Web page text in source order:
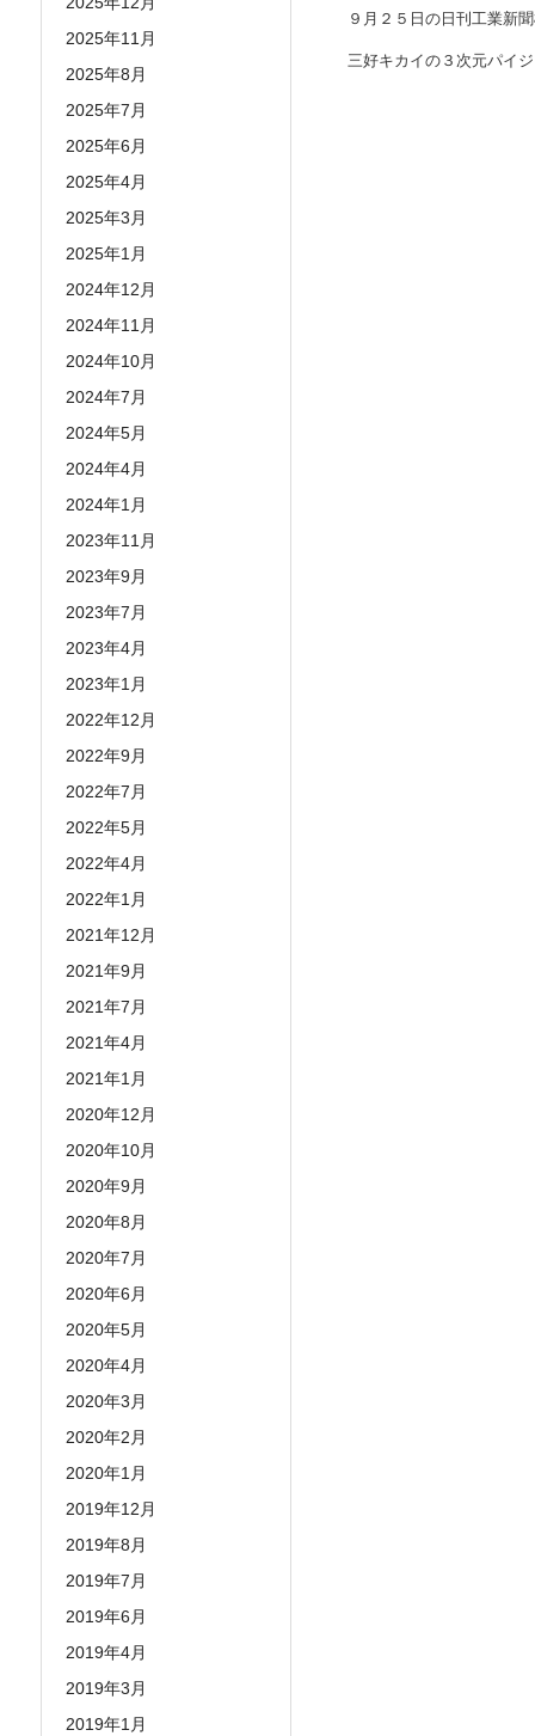
９月２５日の日刊工業新
三好キカイの３次元パイ
2025年11月
2025年8月
2025年7月
2025年6月
2025年4月
2025年3月
2025年1月
2024年12月
2024年11月
2024年10月
2024年7月
2024年5月
2024年4月
2024年1月
2023年11月
2023年9月
2023年7月
2023年4月
2023年1月
2022年12月
2022年9月
2022年7月
2022年5月
2022年4月
2022年1月
2021年12月
2021年9月
2021年7月
2021年4月
2021年1月
2020年12月
2020年10月
2020年9月
2020年8月
2020年7月
2020年6月
2020年5月
2020年4月
2020年3月
2020年2月
2020年1月
2019年12月
2019年8月
2019年7月
2019年6月
2019年4月
2019年3月
2019年1月